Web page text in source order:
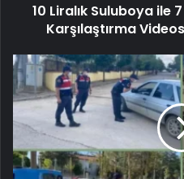
10 Liralık Suluboya ile
Karşılaştırma